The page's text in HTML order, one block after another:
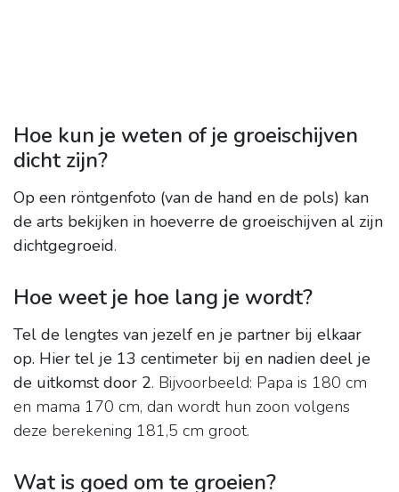
Hoe kun je weten of je groeischijven
dicht zijn?
Op een röntgenfoto (van de hand en de pols) kan
de arts bekijken in hoeverre de groeischijven al zijn
dichtgegroeid.
Hoe weet je hoe lang je wordt?
Tel de lengtes van jezelf en je partner bij elkaar
op. Hier tel je 13 centimeter bij en nadien deel je
de uitkomst door 2. Bijvoorbeeld: Papa is 180 cm
en mama 170 cm, dan wordt hun zoon volgens
deze berekening 181,5 cm groot.
Wat is goed om te groeien?